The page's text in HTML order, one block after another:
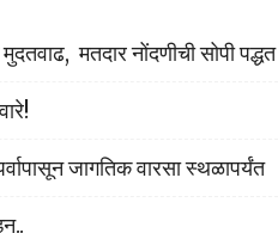
मतदार नोंदणीची सोपी पद्धत
जागतिक वारसा स्थळापर्यंत